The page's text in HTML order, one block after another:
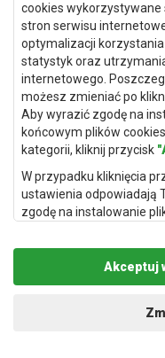
cookies
stron serwisu
optymalizacji
statystyk oraz
internetowego.
możesz zmieniać po
Aby wyrazić zgodę na
końcowym plików
kategorii, kliknij przycisk
W przypadku kliknięcia
ustawienia odpowiadają
zgodę na instalowanie
"Zapisz i zaakceptuj".
Podstawą
administratora danych
Akceptuj